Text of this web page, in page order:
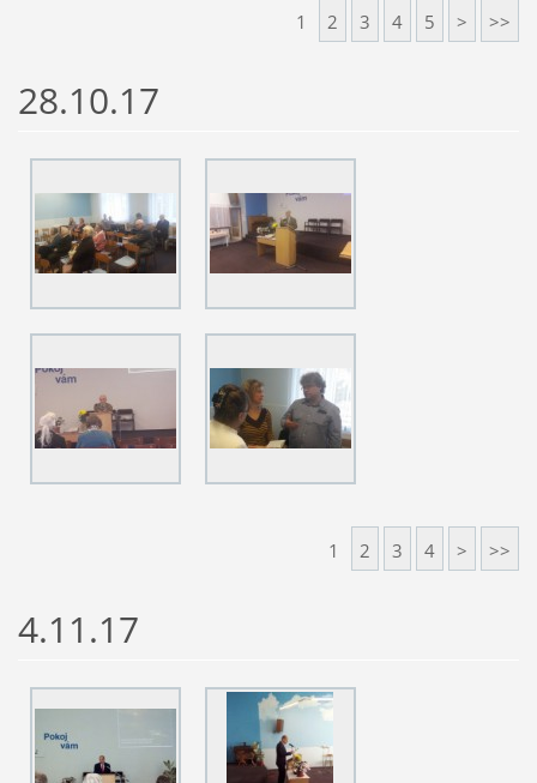
1 2 3 4 5 > >>
28.10.17
1 2 3 4 > >>
4.11.17